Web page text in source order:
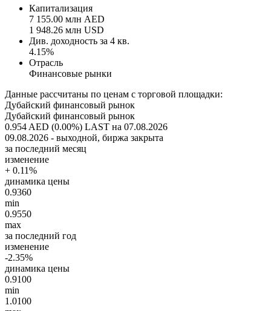
Капитализация
7 155.00 млн AED
1 948.26 млн USD
Див. доходность за 4 кв.
4.15%
Отрасль
Финансовые рынки
Данные рассчитаны по ценам с торговой площадки:
Дубайский финансовый рынок
Дубайский финансовый рынок
0.954 AED (0.00%) LAST на 07.08.2026
09.08.2026 - выходной, биржа закрыта
за последний месяц
изменение
+ 0.11%
динамика цены
0.9360
min
0.9550
max
за последний год
изменение
-2.35%
динамика цены
0.9100
min
1.0100